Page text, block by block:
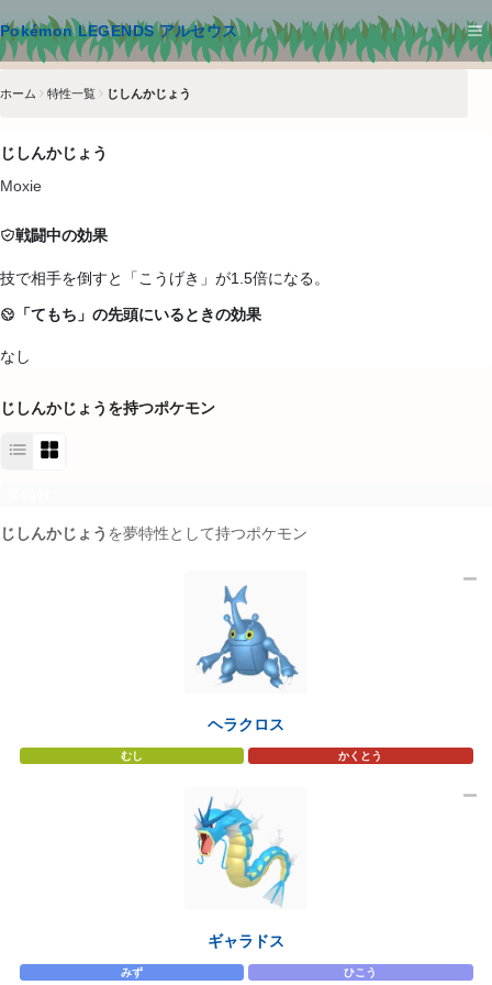
Pokémon LEGENDS アルセウス
メインコンテンツへスキップ
ホーム 特性一覧 じしんかじょう
じしんかじょう
Moxie
戦闘中の効果
技で相手を倒すと「こうげき」が1.5倍になる。
「てもち」の先頭にいるときの効果
なし
じしんかじょう を持つポケモン
じしんかじょう を夢特性として持つポケモン
ヘラクロス
むし かくとう
ギャラドス
みず ひこう